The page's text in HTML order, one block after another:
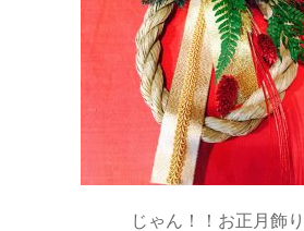
じゃん！！お正月飾り